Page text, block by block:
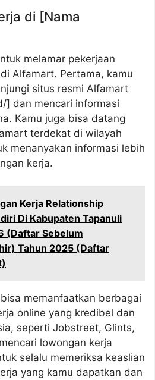
di [Nama
melamar pekerjaan
Alfamart. Pertama, kamu
situs resmi Alfamart
] dan mencari informasi
Kamu juga bisa datang
terdekat di wilayah
menanyakan informasi lebih
kerja.
Kerja Relationship
Di Kabupaten Tapanuli
(Daftar Sebelum
Tahun 2025 (Daftar
memanfaatkan berbagai
online yang kredibel dan
seperti Jobstreet, Glints,
lowongan kerja
selalu memeriksa keaslian
yang kamu dapatkan dan